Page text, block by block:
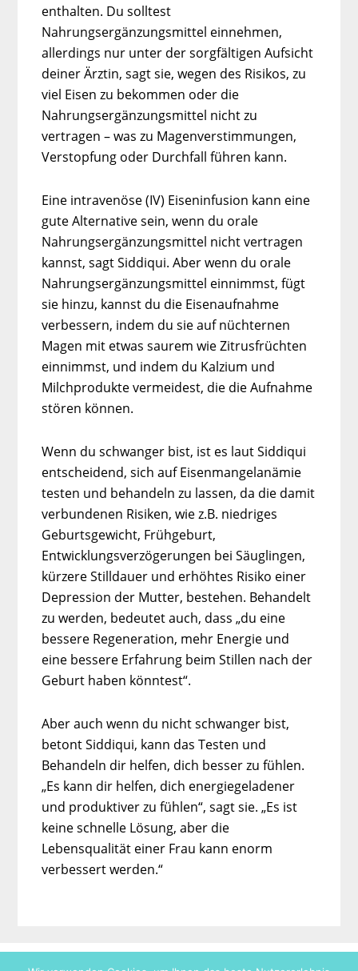
enthalten. Du solltest
Nahrungsergänzungsmittel einnehmen,
allerdings nur unter der sorgfältigen Aufsicht
deiner Ärztin, sagt sie, wegen des Risikos, zu
viel Eisen zu bekommen oder die
Nahrungsergänzungsmittel nicht zu
vertragen – was zu Magenverstimmungen,
Verstopfung oder Durchfall führen kann.
Eine intravenöse (IV) Eiseninfusion kann eine
gute Alternative sein, wenn du orale
Nahrungsergänzungsmittel nicht vertragen
kannst, sagt Siddiqui. Aber wenn du orale
Nahrungsergänzungsmittel einnimmst, fügt
sie hinzu, kannst du die Eisenaufnahme
verbessern, indem du sie auf nüchternen
Magen mit etwas saurem wie Zitrusfrüchten
einnimmst, und indem du Kalzium und
Milchprodukte vermeidest, die die Aufnahme
stören können.
Wenn du schwanger bist, ist es laut Siddiqui
entscheidend, sich auf Eisenmangelanämie
testen und behandeln zu lassen, da die damit
verbundenen Risiken, wie z.B. niedriges
Geburtsgewicht, Frühgeburt,
Entwicklungsverzögerungen bei Säuglingen,
kürzere Stilldauer und erhöhtes Risiko einer
Depression der Mutter, bestehen. Behandelt
zu werden, bedeutet auch, dass „du eine
bessere Regeneration, mehr Energie und
eine bessere Erfahrung beim Stillen nach der
Geburt haben könntest“.
Aber auch wenn du nicht schwanger bist,
betont Siddiqui, kann das Testen und
Behandeln dir helfen, dich besser zu fühlen.
„Es kann dir helfen, dich energiegeladener
und produktiver zu fühlen“, sagt sie. „Es ist
keine schnelle Lösung, aber die
Lebensqualität einer Frau kann enorm
verbessert werden.“